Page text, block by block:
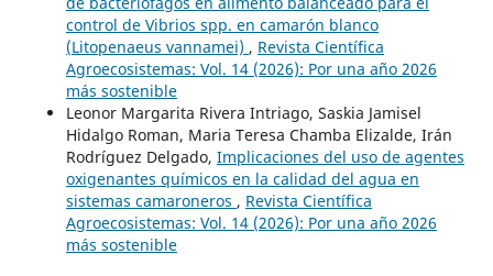
control de Vibrios spp. en camarón blanco
(Litopenaeus vannamei) , Revista Científica
Agroecosistemas: Vol. 14 (2026): Por una año 2026
más sostenible
Leonor Margarita Rivera Intriago, Saskia Jamisel
Hidalgo Roman, Maria Teresa Chamba Elizalde, Irán
Rodríguez Delgado, Implicaciones del uso de agentes
oxigenantes químicos en la calidad del agua en
sistemas camaroneros , Revista Científica
Agroecosistemas: Vol. 14 (2026): Por una año 2026
más sostenible